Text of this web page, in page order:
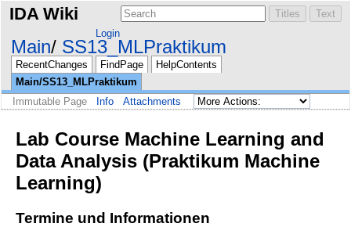
IDA Wiki
Login
Main SS13_MLPraktikum
RecentChanges FindPage
HelpContents
Main/SS13_MLPraktikum
Immutable Page
Info Attachments
Lab Course Machine Learning and
Data Analysis (Praktikum Machine
Learning)
Termine und Informationen